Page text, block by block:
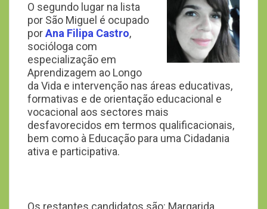
O segundo lugar na lista
por São Miguel é ocupado
porAna Filipa Castro,
socióloga com
especialização em
Aprendizagem ao Longo
da Vida e intervenção nas áreas educativas,
formativas e de orientação educacional e
vocacional aos sectores mais
desfavorecidos em termos qualificacionais,
bem como à Educação para uma Cidadania
ativa e participativa.